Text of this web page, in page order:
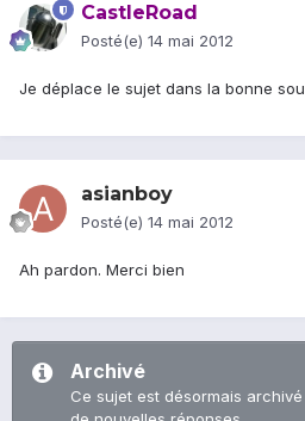
CastleRoad
Posté(e) 14 mai 2012
Je déplace le sujet dans la bonne
asianboy
Posté(e) 14 mai 2012
Ah pardon. Merci bien
Archivé
Ce sujet est désormais